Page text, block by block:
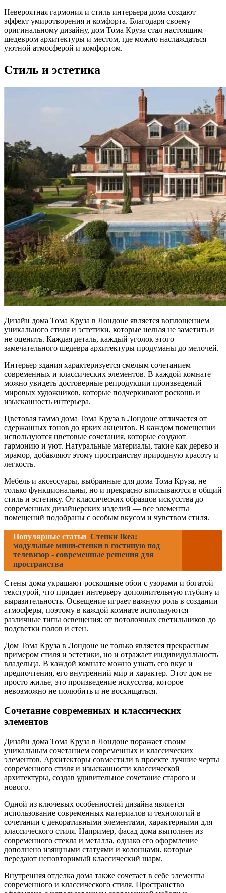
Невероятная гармония и стиль интерьера дома создают
эффект умиротворения и комфорта. Благодаря своему
оригинальному дизайну, дом Тома Круза стал настоящим
шедевром архитектуры и местом, где можно наслаждаться
уютной атмосферой и комфортом.
Стиль и эстетика
Дизайн дома Тома Круза в Лондоне является воплощением
уникального стиля и эстетики, которые нельзя не заметить и
не оценить. Каждая деталь, каждый уголок этого
замечательного шедевра архитектуры продуманы до мелочей.
Интерьер здания характеризуется смелым сочетанием
современных и классических элементов. В каждой комнате
можно увидеть достоверные репродукции произведений
мировых художников, которые подчеркивают роскошь и
изысканность интерьера.
Цветовая гамма дома Тома Круза в Лондоне отличается от
сдержанных тонов до ярких акцентов. В каждом помещении
используются цветовые сочетания, которые создают
гармонию и уют. Натуральные материалы, такие как дерево и
мрамор, добавляют этому пространству природную красоту и
легкость.
Мебель и аксессуары, выбранные для дома Тома Круза, не
только функциональны, но и прекрасно вписываются в общий
стиль и эстетику. От классических образцов искусства до
современных дизайнерских изделий — все элементы
помещений подобраны с особым вкусом и чувством стиля.
Популярные статьи Стенки Ikea:
модульные мини-стенки в гостиную под
телевизор - современные решения для
пространства
Стены дома украшают роскошные обои с узорами и богатой
текстурой, что придает интерьеру дополнительную глубину и
выразительность. Освещение играет важную роль в создании
атмосферы, поэтому в каждой комнате используются
различные типы освещения: от потолочных светильников до
подсветки полов и стен.
Дом Тома Круза в Лондоне не только является прекрасным
примером стиля и эстетики, но и отражает индивидуальность
владельца. В каждой комнате можно узнать его вкус и
предпочтения, его внутренний мир и характер. Этот дом не
просто жилье, это произведение искусства, которое
невозможно не полюбить и не восхищаться.
Сочетание современных и классических
элементов
Дизайн дома Тома Круза в Лондоне поражает своим
уникальным сочетанием современных и классических
элементов. Архитекторы совместили в проекте лучшие черты
современного стиля и изысканности классической
архитектуры, создав удивительное сочетание старого и
нового.
Одной из ключевых особенностей дизайна является
использование современных материалов и технологий в
сочетании с декоративными элементами, характерными для
классического стиля. Например, фасад дома выполнен из
современного стекла и металла, однако его оформление
дополнено изящными статуями и колоннами, которые
передают неповторимый классический шарм.
Внутренняя отделка дома также сочетает в себе элементы
современного и классического стиля. Пространство